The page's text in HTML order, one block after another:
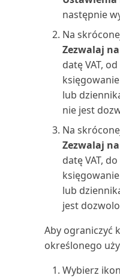
Struktura
ilość (raport)
Struktura
wartość (raport)
Substytuty
Sugerowane
projektu (raport)
Szansa
Szansa sprzedaży:
Szczegółowe
następnie
Na
Zezwalaj
datę VAT,
lub
nie jest
Na
Zezwalaj
datę VAT,
lub
jest
Aby ograniczyć
określonego
Wybierz